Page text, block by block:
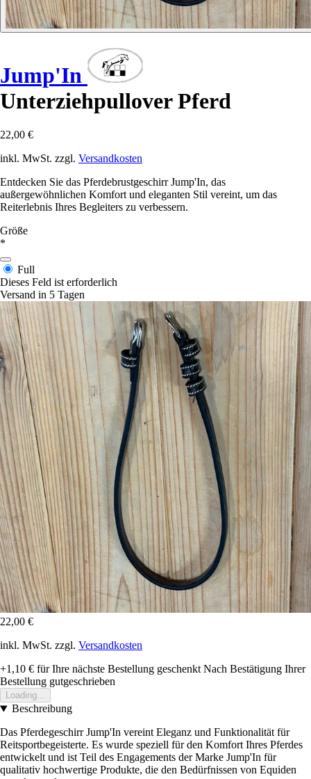
Jump'In
Unterziehpullover Pferd
22,00 €
inkl. MwSt. zzgl. Versandkosten
Entdecken Sie das Pferdebrustgeschirr Jump'In, das
außergewöhnlichen Komfort und eleganten Stil vereint, um das
Reiterlebnis Ihres Begleiters zu verbessern.
Größe
*
Full
Dieses Feld ist erforderlich
Versand in 5 Tagen
22,00 €
inkl. MwSt. zzgl. Versandkosten
+1,10 € für Ihre nächste Bestellung geschenkt Nach Bestätigung Ihrer
Bestellung gutgeschrieben
Loading...
Beschreibung
Das Pferdegeschirr Jump'In vereint Eleganz und Funktionalität für
Reitsportbegeisterte. Es wurde speziell für den Komfort Ihres Pferdes
entwickelt und ist Teil des Engagements der Marke Jump'In für
qualitativ hochwertige Produkte, die den Bedürfnissen von Equiden